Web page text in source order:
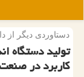
دستاوردی دیگر از
تولید دستگاه
کاربرد در